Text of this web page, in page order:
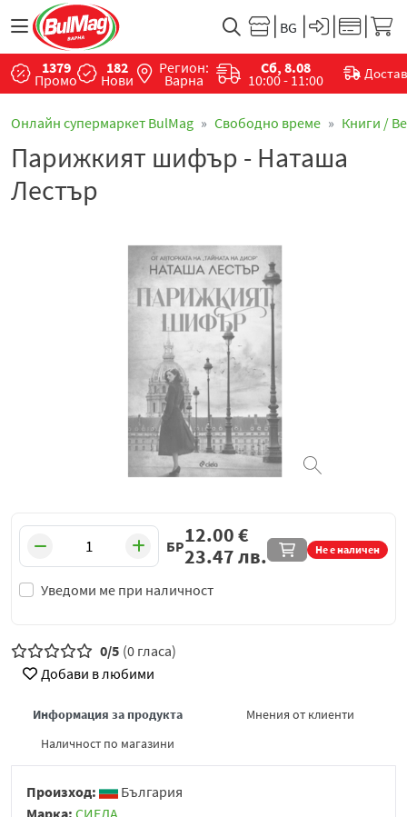
1379
Промо
182
Нови
Регион:
Варна
Сб, 8.08
10:00 - 11:00
Онлайн супермаркет BulMag Свободно време Книги /
Парижкият шифър - Наташа
Лестър
БР Не е наличен
Уведоми ме при наличност
12.00€
23.47лв.
0/5 (0 гласа)
Добави в любими
Информация за продукта
Мнения от клиенти
Наличност по магазини
Произход:
България